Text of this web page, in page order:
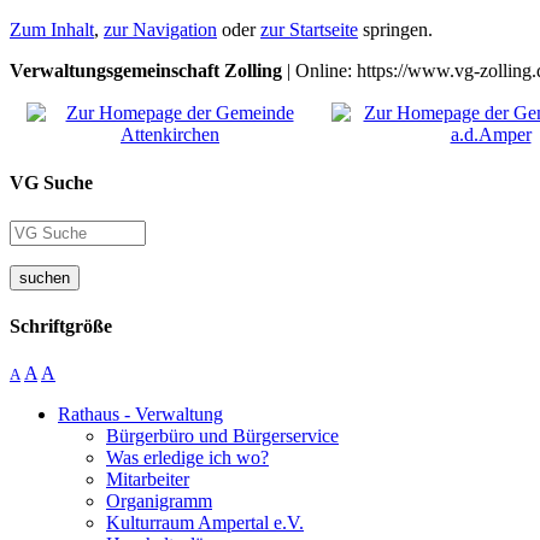
Zum Inhalt, zur Navigation oderzur Startseite springen.
Verwaltungsgemeinschaft Zolling | Online: https://www.vg-
VG Suche
suchen
Schriftgröße
A A A
Rathaus - Verwaltung
Bürgerbüro und Bürgerservice
Was erledige ich wo?
Mitarbeiter
Organigramm
Kulturraum Ampertal e.V.